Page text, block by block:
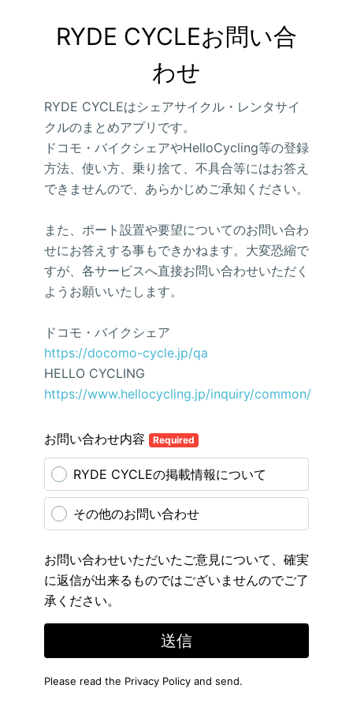
RYDE CYCLEお問い合
わせ
RYDE CYCLEはシェアサイクル・レンタサイ
クルのまとめアプリです。
ドコモ・バイクシェアやHelloCycling等の登録
方法、使い方、乗り捨て、不具合等にはお答え
できませんので、あらかじめご承知ください。
また、ポート設置や要望についてのお問い合わ
せにお答えする事もできかねます。大変恐縮で
すが、各サービスへ直接お問い合わせいただく
ようお願いいたします。
ドコモ・バイクシェア
https://docomo-cycle.jp/qa
HELLO CYCLING
https://www.hellocycling.jp/inquiry/common/
お問い合わせ内容 Required
RYDE CYCLEの掲載情報について
その他のお問い合わせ
お問い合わせいただいたご意見について、確実
に返信が出来るものではございませんのでご了
承ください。
送信
Please read the Privacy Policy and send.